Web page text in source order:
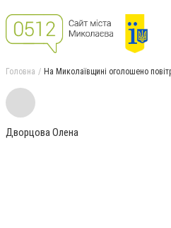
Головна На Миколаївщині оголошено
Дворцова Олена